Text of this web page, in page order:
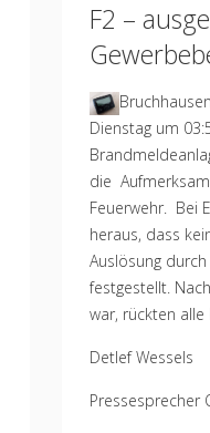
F2 –
Dienstag um
die
Feuerwehr. Bei
heraus, dass
Auslösung
festgestellt.
war, rückten
Detlef Wessels
Pressesprecher